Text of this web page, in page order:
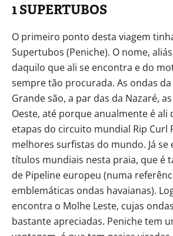
1 SUPERTUBOS
O primeiro ponto desta viagem
Supertubos (Peniche). O nome,
daquilo que ali se encontra e do
sempre tão procurada. As ondas
Grande são, a par das da Nazaré,
Oeste, até porque anualmente é ali
etapas do circuito mundial Rip Curl
melhores surfistas do mundo. Já se
títulos mundiais nesta praia, que é
de Pipeline europeu (numa
emblemáticas ondas havaianas).
encontra o Molhe Leste, cujas
bastante apreciadas. Peniche tem